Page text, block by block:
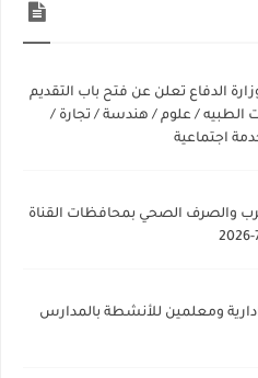
الدفاع تعلن عن فتح باب التقديم
الطبيه / علوم / هندسة / تجارة /
اجتماعية
والصرف الصحي بمحافظات القناة
ومعلمين للأنشطة بالمدارس